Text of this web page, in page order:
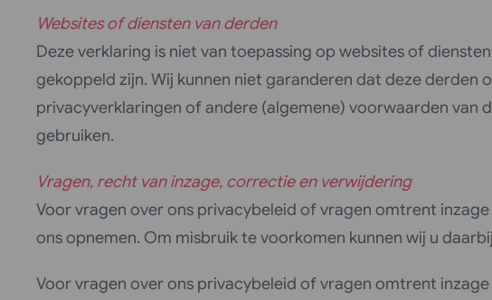
Websites of diensten van derden
Deze verklaring is niet van toepassing op websites of
gekoppeld zijn. Wij kunnen niet garanderen dat deze derden
privacyverklaringen of andere (algemene) voorwaarden van
gebruiken.
Vragen, recht van inzage, correctie en verwijdering
Voor vragen over ons privacybeleid of vragen omtrent
ons opnemen. Om misbruik te voorkomen kunnen wij u
Voor vragen over ons privacybeleid of vragen omtrent